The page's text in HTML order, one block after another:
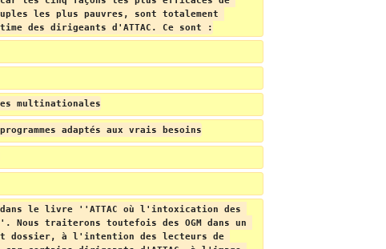
les plus pauvres, sont totalement
des dirigeants d'ATTAC. Ce sont :
multinationales
adaptés aux vrais besoins
dans le livre ''ATTAC où l'intoxication des
Nous traiterons toutefois des OGM dans un
dossier, à l'intention des lecteurs de